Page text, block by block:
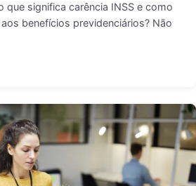
que significa carência INSS e como
benefícios previdenciários? Não